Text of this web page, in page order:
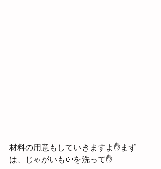
材料の用意もしていきますよ✋まず
は、じゃがいも🥔を洗って✋